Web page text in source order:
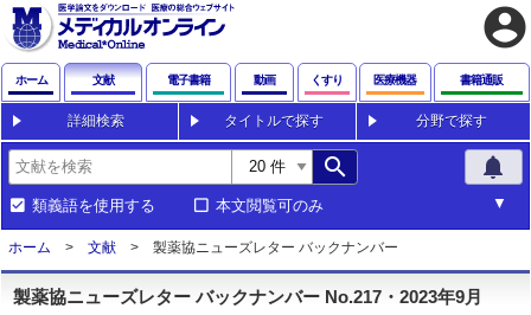
account_circle
ホーム 文献 電子書籍 動画 くすり 医療機器 書籍通販
詳細検索 タイトルで探す 分野で探す
search notifications
類義語を使用する 本文閲覧可のみ
ホーム 文献 製薬協ニューズレター バックナンバー
製薬協ニューズレター バックナンバー No.217・2023年9月